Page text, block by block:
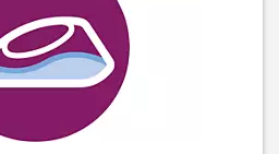
549грн